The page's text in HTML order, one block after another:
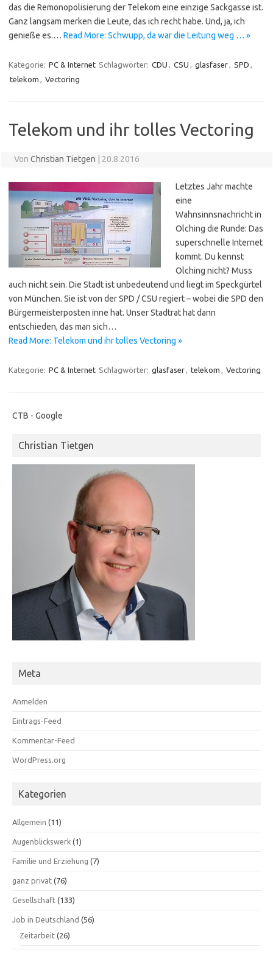
das die Remonopolisierung der Telekom eine einzige Sackgasse ist.
Ganz langsam merken die Leute, das ich recht habe. Und, ja, ich
genieße es.… Read More: Schwupp, da war die Leitung weg … »
Kategorie: PC & Internet Schlagwörter: CDU CSU glasfaser SPD
telekom
Vectoring
Telekom und ihr tolles Vectoring
Von Christian Tietgen | 20.8.2016
Letztes Jahr machte
eine
Wahnsinnsnachricht in
Olching die Runde: Das
superschnelle Internet
kommt. Du kennst
Olching nicht? Muss
auch nicht sein. Die Stadt ist unbedeutend und liegt im Speckgürtel
von München. Sie ist von der SPD / CSU regiert – wobei die SPD den
Bürgermeisterposten inne hat. Unser Stadtrat hat dann
entschieden, das man sich…
Read More: Telekom und ihr tolles Vectoring »
Kategorie: PC & Internet Schlagwörter: glasfaser telekom Vectoring
CTB - Google
Christian Tietgen
Meta
Anmelden
Eintrags-Feed
Kommentar-Feed
WordPress.org
Kategorien
Allgemein (11)
Augenblickswerk (1)
Familie und Erziehung (7)
ganz privat (76)
Gesellschaft (133)
Job in Deutschland (56)
Zeitarbeit (26)